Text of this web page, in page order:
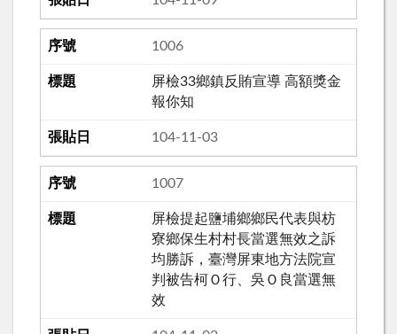
1006
屏檢33鄉鎮反賄宣導 高額獎金
報你知
104-11-03
1007
屏檢提起鹽埔鄉鄉民代表與枋
寮鄉保生村村長當選無效之訴
均勝訴，臺灣屏東地方法院宣
判被告柯Ｏ行、吳Ｏ良當選無
效